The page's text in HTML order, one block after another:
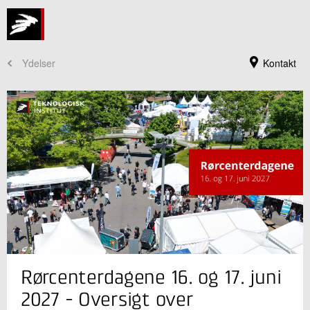
Kontakt
Ydelser
Jeg er din kontaktperson
Diana Boje
Assistent
Rørcentret
Rørcenterdagene 16. og 17. juni
2027 - Oversigt over